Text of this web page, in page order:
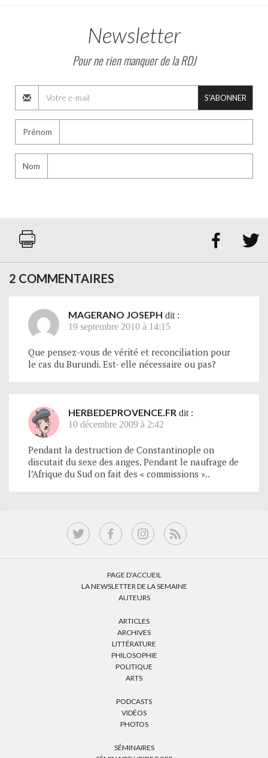
Newsletter
Pour ne rien manquer de la RDJ
S'ABONNER
Prénom
Nom
 
2 COMMENTAIRES
MAGERANO JOSEPH dit :
19 septembre 2010 à 14:15
Que pensez-vous de vérité et reconciliation pour
le cas du Burundi. Est- elle nécessaire ou pas?
HERBEDEPROVENCE.FR dit :
10 décembre 2009 à 2:42
Pendant la destruction de Constantinople on
discutait du sexe des anges. Pendant le naufrage de
l’Afrique du Sud on fait des « commissions »..
PAGE D’ACCUEIL
LA NEWSLETTER DE LA SEMAINE
AUTEURS
ARTICLES
ARCHIVES
LITTÉRATURE
PHILOSOPHIE
POLITIQUE
ARTS
PODCASTS
VIDÉOS
PHOTOS
SÉMINAIRES